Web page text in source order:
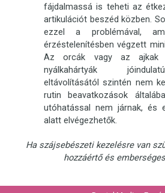
fájdalmassá is teheti az
artikulációt beszéd közben.
ezzel a problémával,
érzéstelenítésben végzett
Az orcák vagy az ajkak
nyálkahártyák
eltávolításától szintén nem
rutin beavatkozások
utóhatással nem járnak, és
alatt elvégezhetők.
Ha szájsebészeti kezelésre van
hozzáértő és